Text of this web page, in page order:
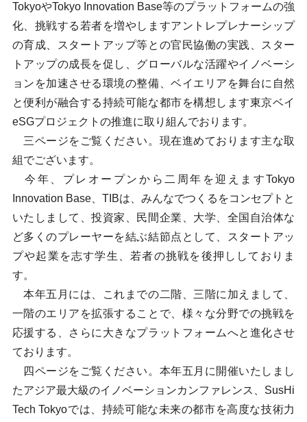
TokyoやTokyo Innovation Base等のプラットフォームの強
化、挑戦する若者を増やしますアントレプレナーシップ
の育成、スタートアップ等との官民協働の実践、スター
トアップの成長を促し、グローバルな活躍やイノベーシ
ョンを加速させる環境の整備、ベイエリアを舞台に自然
と便利が融合する持続可能な都市を構想します東京ベイ
eSGプロジェクトの推進に取り組んでおります。
三ページをご覧ください。現在進めております主な取
組でございます。
今年、プレオープンから二周年を迎えますTokyo
Innovation Base、TIBは、みんなでつくるをコンセプトと
いたしまして、投資家、民間企業、大学、全国自治体な
ど多くのプレーヤーを結ぶ結節点として、スタートアッ
プや起業を志す学生、若者の挑戦を後押ししておりま
す。
本年五月には、これまでの二階、三階に加えまして、
一階のエリアを拡張することで、様々な分野での挑戦を
応援する、さらに大きなプラットフォームへと進化させ
ております。
四ページをご覧ください。本年五月に開催いたしまし
たアジア最大級のイノベーションカンファレンス、SusHi
Tech Tokyoでは、持続可能な未来の都市を高度な技術力